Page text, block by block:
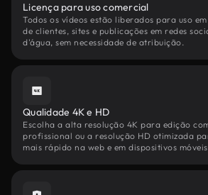
Licença para uso comercial
Todos os vídeos estão liberados para uso
de clientes, sites e publicações em redes
d'água, sem necessidade de atribuição.
Qualidade 4K e HD
Escolha a alta resolução 4K para edição
profissional ou a resolução HD otimizada
mais rápido na web e em dispositivos